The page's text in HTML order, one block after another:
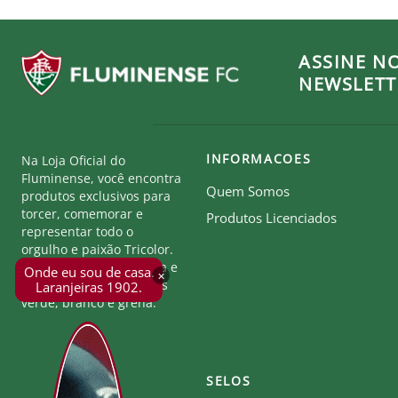
×
Onde eu sou de casa.
Laranjeiras 1902.
ASSINE
Na Loja Oficial do
Fluminense, você encontra
produtos exclusivos para
torcer, comemorar e
representar todo o
orgulho e paixão Tricolor.
Seja parte desta história e
mostre a força das cores
verde, branco e grená.
INFORMACOES
Quem Somos
Produtos Licenciados
SELOS